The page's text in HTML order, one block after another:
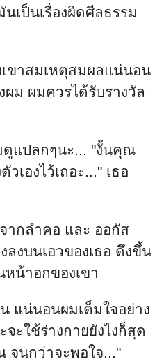
เป็นเรื่องผิดศีลธรรม
ขาสมเหตุสมผลแน่นอน
ผม ผมควรได้รับรางวัล
แปลกๆนะ... "งั้นคุณ
เองไว้เถอะ..." เธอ
ากลำคอ และ ออกัส
ลงบนเอวของเธอ ดึงขึ้น
น้าอกของเขา
แน่นอนผมเต็มใจอย่าง
ะใช้ร่างกายยังไงก็สุด
จนกว่าจะพอใจ..."